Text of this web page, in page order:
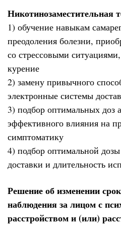
Никотинозаместительная
1) обучение навыкам
преодоления болезни,
со стрессовыми
курение
2) замену привычного
электронные системы
3) подбор оптимальных доз
эффективного влияния на
симптоматику
4) подбор оптимальной
доставки и длительность
Решение об изменении
наблюдения за лицом с
расстройством и (или)